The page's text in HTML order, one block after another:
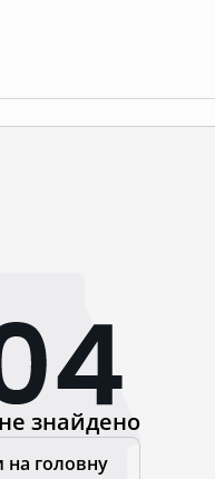
знайдено
на головну